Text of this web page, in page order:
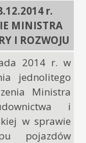
r.
MINISTRA
I ROZWOJU
2014 r. w
jednolitego
Ministra
i
w sprawie
pojazdów